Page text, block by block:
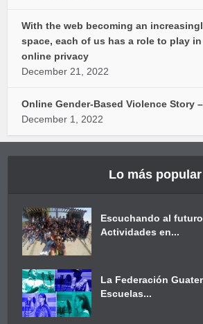
With the web becoming an
space, each of us has a role to play
online privacy
December 21, 2022
Online Gender-Based Violence Story
December 1, 2022
Lo más popular
Escuchando al
Actividades en...
La Federación
Escuelas...